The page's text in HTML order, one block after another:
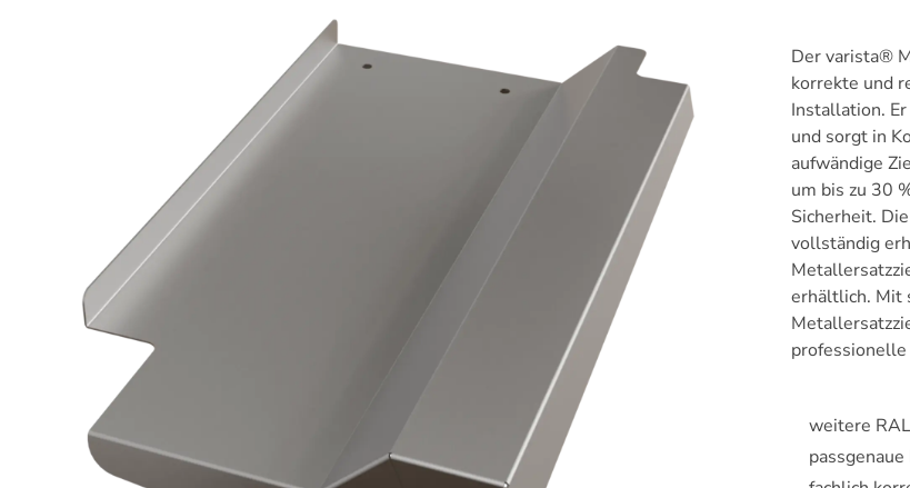
Der varista®
korrekte und
Installation.
und sorgt in
aufwändige
um bis zu 30
Sicherheit.
vollständig
erhältlich. Mit
professionelle
weitere